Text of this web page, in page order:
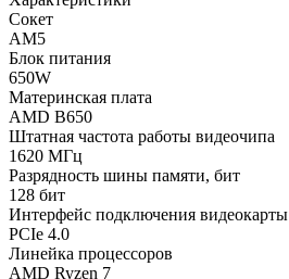
Сокет
AM5
Блок питания
650W
Материнская плата
AMD B650
Штатная частота работы видеочипа
1620 МГц
Разрядность шины памяти, бит
128 бит
Интерфейс подключения видеокарты
PCIe 4.0
Линейка процессоров
AMD Ryzen 7